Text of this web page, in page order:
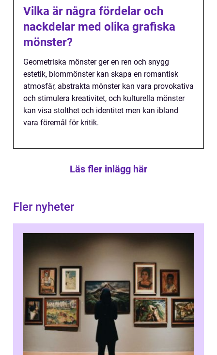
Vilka är några fördelar och
nackdelar med olika grafiska
mönster?
Geometriska mönster ger en ren och snygg
estetik, blommönster kan skapa en romantisk
atmosfär, abstrakta mönster kan vara provokativa
och stimulera kreativitet, och kulturella mönster
kan visa stolthet och identitet men kan ibland
vara föremål för kritik.
Läs fler inlägg här
Fler nyheter